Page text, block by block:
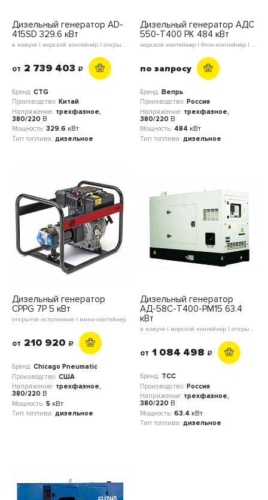
Дизельный генератор AD-
415SD 329.6 кВт
в кожухе | морской контейнер | открытое исполнение | блок-контейнер
от 2 739 403 c
Бренд: CTG
Производство: Китай
Напряжение: трехфазное,
380/220 В
Мощность: 329.6 кВт
Тип топлива: дизельное
Дизельный генератор АДС
550-Т400 РК 484 кВт
морской контейнер | блок-контейнер | в кожухе | открытое исполнение
по запросу
Бренд: Вепрь
Производство: Россия
Напряжение: трехфазное,
380/220 В
Мощность: 484 кВт
Тип топлива: дизельное
Дизельный генератор
CPPG 7P 5 кВт
открытое исполнение | мини-контейнер
от 210 920 c
Бренд: Chicago Pneumatic
Производство: США
Напряжение: трехфазное,
380/220 В
Мощность: 5 кВт
Тип топлива: дизельное
Дизельный генератор
АД-58С-Т400-РМ15 63.4
кВт
в кожухе | морской контейнер | открытое исполнение | мини-контейнер | блок-контейнер
от 1 084 498 c
Бренд: ТСС
Производство: Россия
Напряжение: трехфазное,
380/220 В
Мощность: 63.4 кВт
Тип топлива: дизельное